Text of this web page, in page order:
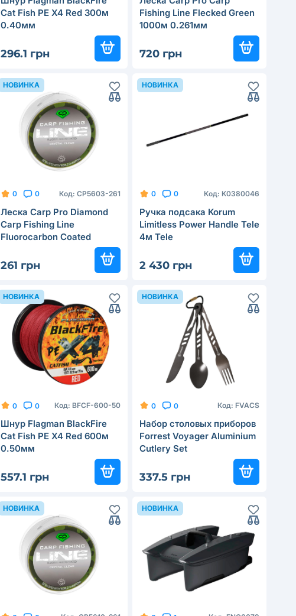
Cat Fish PE X4 Red 300м
0.40мм
296.1 грн
Fishing Line Flecked Green
1000м 0.261мм
720 грн
НОВИНКА
0 0 Код: CP5603-261
Леска Carp Pro Diamond
Carp Fishing Line
Fluorocarbon Coated
Crystal 300м 0.261мм
261 грн
НОВИНКА
0 0 Код: K0380046
Ручка подсака Korum
Limitless Power Handle Tele
4м Tele
2 430 грн
НОВИНКА
0 0 Код: BFCF-600-50
Шнур Flagman BlackFire
Cat Fish PE X4 Red 600м
0.50мм
557.1 грн
НОВИНКА
0 0 Код: FVACS
Набор столовых приборов
Forrest Voyager Aluminium
Cutlery Set
337.5 грн
НОВИНКА НОВИНКА